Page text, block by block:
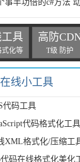
具
式化等
高防
T级 防护
线小工具
代码工具
代码格式化工具
XML格式化/压缩工
代码在线格式化美化